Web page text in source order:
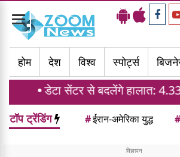
Toggle
navigation
होम
देश विश्व स्पोर्ट्स
से बदलेंगे हालात: 4.33 लाख
टॉप ट्रेंडिंग #ईरान-अमेरिका युद्ध #